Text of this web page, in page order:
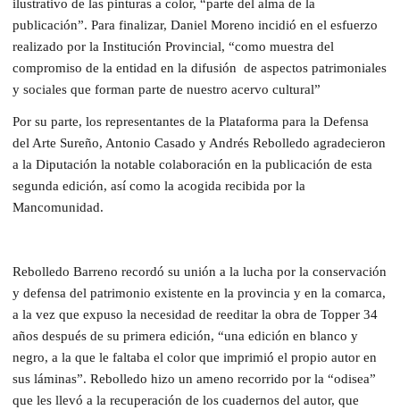
ilustrativo de las pinturas a color, “parte del alma de la
publicación”. Para finalizar, Daniel Moreno incidió en el esfuerzo
realizado por la Institución Provincial, “como muestra del
compromiso de la entidad en la difusión de aspectos patrimoniales
y sociales que forman parte de nuestro acervo cultural”
Por su parte, los representantes de la Plataforma para la Defensa
del Arte Sureño, Antonio Casado y Andrés Rebolledo agradecieron
a la Diputación la notable colaboración en la publicación de esta
segunda edición, así como la acogida recibida por la
Mancomunidad.
Rebolledo Barreno recordó su unión a la lucha por la conservación
y defensa del patrimonio existente en la provincia y en la comarca,
a la vez que expuso la necesidad de reeditar la obra de Topper 34
años después de su primera edición, “una edición en blanco y
negro, a la que le faltaba el color que imprimió el propio autor en
sus láminas”. Rebolledo hizo un ameno recorrido por la “odisea”
que les llevó a la recuperación de los cuadernos del autor, que